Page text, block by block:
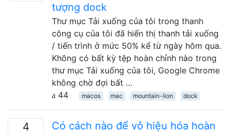
tượng dock
Thư mục Tải xuống của tôi trong thanh
công cụ của tôi đã hiển thị thanh tải xuống
/ tiến trình ở mức 50% kể từ ngày hôm qua.
Không có bất kỳ tệp hoàn chỉnh nào trong
thư mục Tải xuống của tôi, Google Chrome
không chờ đợi bất …
44
macos mac mountain-lion dock
4
Có cách nào để vô hiệu hóa hoàn